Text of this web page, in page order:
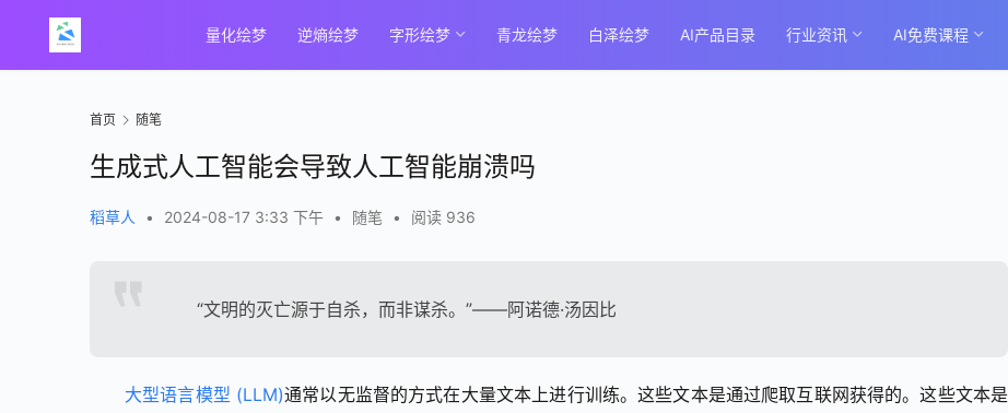
量化绘梦 逆熵绘梦 字形绘梦 青龙绘梦 白泽绘梦 AI产品目录 行业资讯 AI免费课程
首页 随笔
生成式人工智能会导致人工智能崩溃吗
稻草人 • 2024-08-17 3:33 下午 • 随笔 • 阅读 936
“文明的灭亡源于自杀，而非谋杀。”——阿诺德·汤因比
大型语言模型 (LLM)通常以无监督的方式在大量文本上进行训练。这些文本是通过爬取互联网获得的。这些文本是